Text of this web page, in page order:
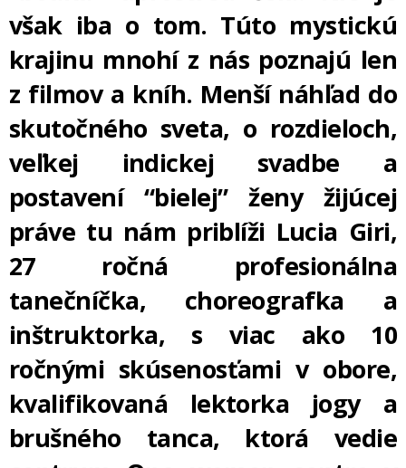
však iba o tom. Túto mystickú
krajinu mnohí z nás poznajú len
z filmov a kníh. Menší náhľad do
skutočného sveta, o rozdieloch,
veľkej indickej svadbe a
postavení “bielej” ženy žijúcej
práve tu nám priblíži Lucia Giri,
27 ročná profesionálna
tanečníčka, choreografka a
inštruktorka, s viac ako 10
ročnými skúsenosťami v obore,
kvalifikovaná lektorka jogy a
brušného tanca, ktorá vedie